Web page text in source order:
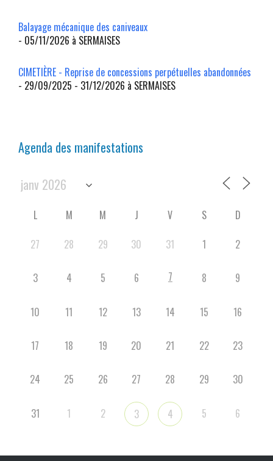
Balayage mécanique des caniveaux
- 05/11/2026 à SERMAISES
CIMETIÈRE - Reprise de concessions perpétuelles abandonnées
- 29/09/2025 - 31/12/2026 à SERMAISES
Agenda des manifestations
L M M J V S
D
27
28 29 30 31 1 2
3 4 5 6 7 8 9
10 11 12 13 14 15 16
17 18 19 20 21 22 23
24 25 26 27 28 29 30
31 1 2 3 4 5 6